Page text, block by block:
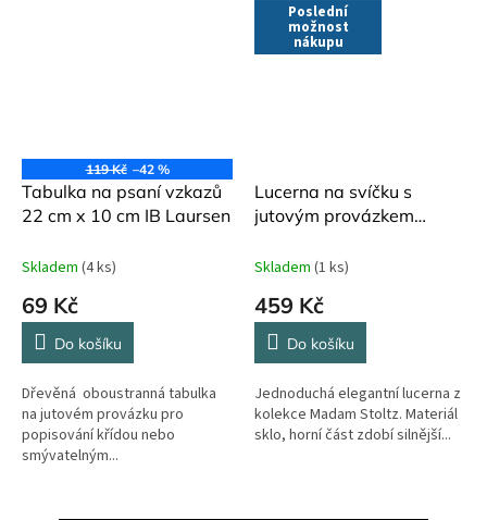
119 Kč –42 %
Tabulka na psaní vzkazů
22 cm x 10 cm IB Laursen
Skladem (4 ks)
69 Kč
Do košíku
Dřevěná oboustranná tabulka
na jutovém provázku pro
popisování křídou nebo
smývatelným...
Poslední
možnost
nákupu
Lucerna na svíčku s
jutovým provázkem
Skladem (1 ks)
459 Kč
Do košíku
Jednoduchá elegantní lucerna z
kolekce Madam Stoltz. Materiál
sklo, horní část zdobí silnější...